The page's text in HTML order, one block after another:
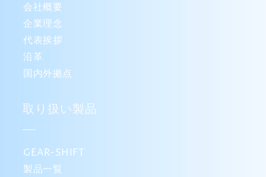
会社概要
企業理念
代表挨拶
沿革
国内外拠点
取り扱い製品
GEAR-SHIFT
製品一覧